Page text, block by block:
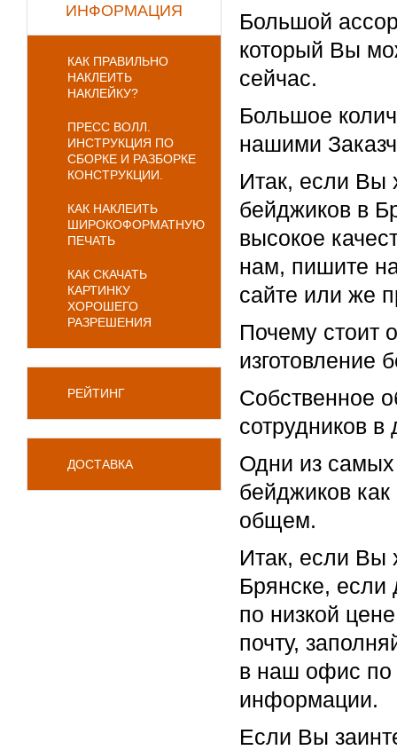
ИНФОРМАЦИЯ
КАК ПРАВИЛЬНО
НАКЛЕИТЬ
НАКЛЕЙКУ?
ПРЕСС ВОЛЛ.
ИНСТРУКЦИЯ ПО
СБОРКЕ И РАЗБОРКЕ
КОНСТРУКЦИИ.
КАК НАКЛЕИТЬ
ШИРОКОФОРМАТНУЮ
ПЕЧАТЬ
КАК СКАЧАТЬ
КАРТИНКУ
ХОРОШЕГО
РАЗРЕШЕНИЯ
РЕЙТИНГ
ДОСТАВКА
Большой
который Вы
сейчас.
Большое
нашими
Итак, если Вы
бейджиков в
высокое
нам, пишите
сайте или же
Почему стоит
изготовление
Собственное
сотрудников в
Одни из самых
бейджиков
общем.
Итак, если Вы
Брянске, если
по низкой
почту,
в наш офис по
информации.
Если Вы